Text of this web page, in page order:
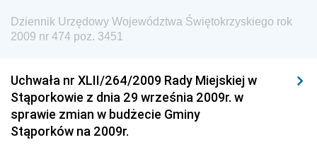
Społecznej
Dziennik Urzędowy Ministra Cyfryzacji
Dziennik Urzędowy Ministra Infrastruktury i
Budownictwa
Dziennik Urzędowy Ministra Gospodarki Morskiej i
Dziennik Urzędowy Województwa Świętokrzyskiego rok
2009 nr 474 poz. 3451
Uchwała nr XLII/264/2009 Rady Miejskiej w
Stąporkowie z dnia 29 września 2009r. w
sprawie zmian w budżecie Gminy
Stąporków na 2009r.